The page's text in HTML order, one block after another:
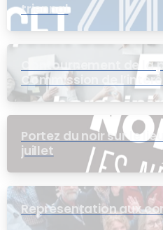
triennal
Contournement de la
Commission de
pour le groupe EB
Portez du noir sur le
juillet
Représentation aux